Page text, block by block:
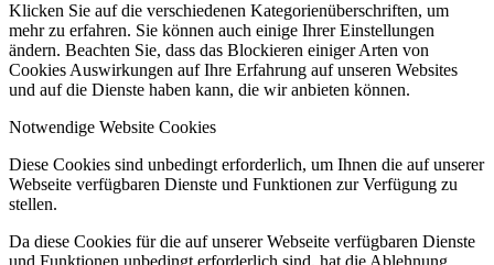
Klicken Sie auf die verschiedenen Kategorienüberschriften, um
mehr zu erfahren. Sie können auch einige Ihrer Einstellungen
ändern. Beachten Sie, dass das Blockieren einiger Arten von
Cookies Auswirkungen auf Ihre Erfahrung auf unseren Websites
und auf die Dienste haben kann, die wir anbieten können.
Notwendige Website Cookies
Diese Cookies sind unbedingt erforderlich, um Ihnen die auf unserer
Webseite verfügbaren Dienste und Funktionen zur Verfügung zu
stellen.
Da diese Cookies für die auf unserer Webseite verfügbaren Dienste